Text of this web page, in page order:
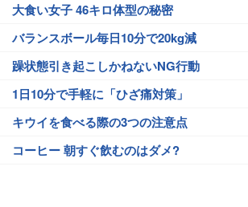
大食い女子 46キロ体型の秘密
バランスボール毎日10分で20kg減
躁状態引き起こしかねないNG行動
1日10分で手軽に「ひざ痛対策」
キウイを食べる際の3つの注意点
コーヒー 朝すぐ飲むのはダメ?